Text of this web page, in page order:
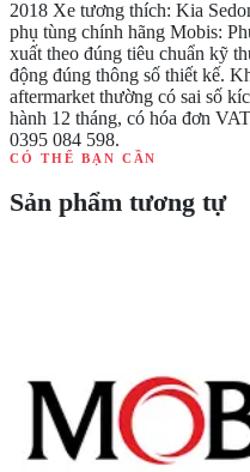
2018 Xe tương thích: Kia
phụ tùng chính hãng Mobis:
xuất theo đúng tiêu chuẩn kỹ
động đúng thông số thiết kế.
aftermarket thường có sai số
hành 12 tháng, có hóa đơn
0395 084 598.
CÓ THỂ BẠN CẦN
Sản phẩm tương tự